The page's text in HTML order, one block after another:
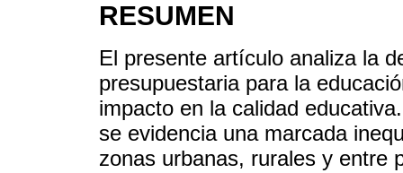
RESUMEN
El presente artículo analiza la
presupuestaria para la
impacto en la calidad
se evidencia una marcada
zonas urbanas, rurales y entre